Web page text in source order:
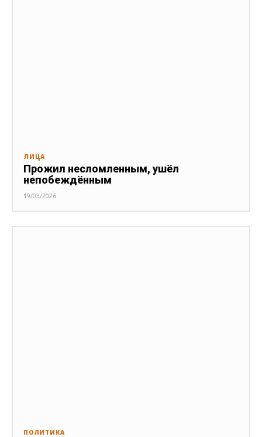
ЛИЦА
Прожил несломленным, ушёл
непобеждённым
19/03/2026
ПОЛИТИКА